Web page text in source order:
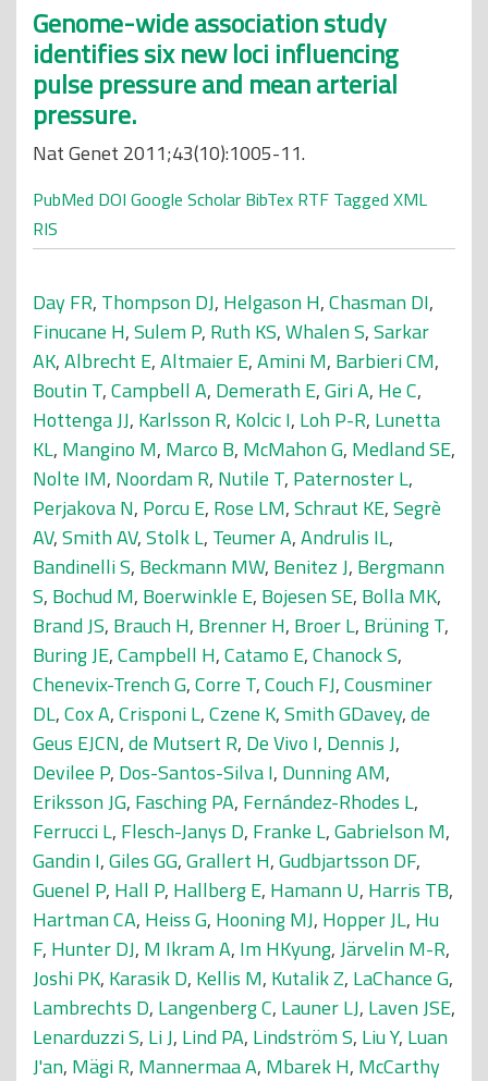
Genome-wide association study
identifies six new loci influencing
pulse pressure and mean arterial
pressure.
Nat Genet 2011;43(10):1005-11.
PubMed DOI Google Scholar BibTex RTF Tagged XML
RIS
Day FR, Thompson DJ, Helgason H,Chasman DI,
Finucane H,Sulem P, Ruth KS,Whalen S,Sarkar
AK,Albrecht E,Altmaier E,Amini M, Barbieri CM,
Boutin T,Campbell A, Demerath E,Giri A, He C,
Hottenga JJ, Karlsson R, Kolcic I, Loh P-R, Lunetta
KL, Mangino M, Marco B, McMahon G, Medland SE,
Nolte IM, Noordam R, Nutile T, Paternoster L,
Perjakova N, Porcu E, Rose LM,Schraut KE,Segrè
AV,Smith AV,Stolk L, Teumer A,Andrulis IL,
Bandinelli S, Beckmann MW, Benitez J, Bergmann
S, Bochud M, Boerwinkle E, Bojesen SE, Bolla MK,
Brand JS, Brauch H, Brenner H, Broer L, Brüning T,
Buring JE,Campbell H,Catamo E,Chanock S,
Chenevix-Trench G,Corre T,Couch FJ,Cousminer
DL,Cox A,Crisponi L,Czene K,Smith GDavey,de
Geus EJCN,de Mutsert R, De Vivo I, Dennis J,
Devilee P, Dos-Santos-Silva I, Dunning AM,
Eriksson JG, Fasching PA, Fernández-Rhodes L,
Ferrucci L, Flesch-Janys D, Franke L,Gabrielson M,
Gandin I,Giles GG,Grallert H,Gudbjartsson DF,
Guenel P, Hall P, Hallberg E, Hamann U, Harris TB,
Hartman CA, Heiss G, Hooning MJ, Hopper JL, Hu
F, Hunter DJ, M Ikram A, Im HKyung,Järvelin M-R,
Joshi PK, Karasik D, Kellis M, Kutalik Z, LaChance G,
Lambrechts D, Langenberg C, Launer LJ, Laven JSE,
Lenarduzzi S, Li J, Lind PA, Lindström S, Liu Y, Luan
J'an, Mägi R, Mannermaa A, Mbarek H, McCarthy